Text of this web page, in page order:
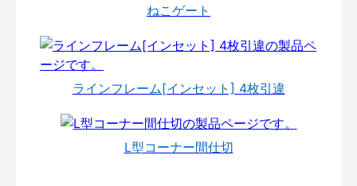
ねこゲート
ラインフレーム[インセット] 4枚引違
L型コーナー間仕切